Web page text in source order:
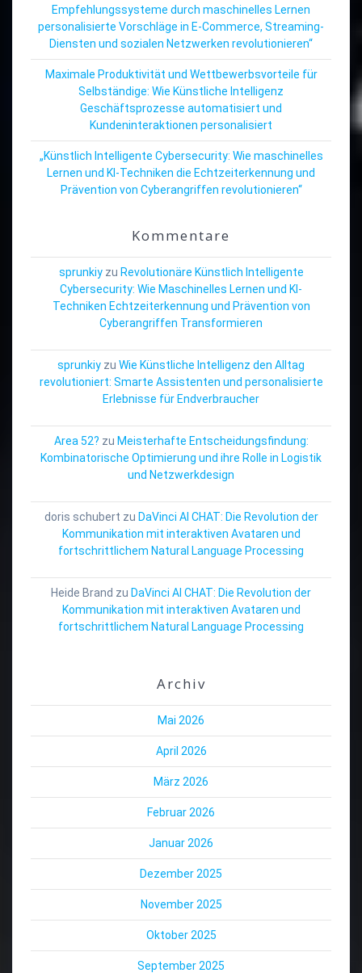
Empfehlungssysteme durch maschinelles Lernen
personalisierte Vorschläge in E-Commerce, Streaming-
Diensten und sozialen Netzwerken revolutionieren“
Maximale Produktivität und Wettbewerbsvorteile für
Selbständige: Wie Künstliche Intelligenz
Geschäftsprozesse automatisiert und
Kundeninteraktionen personalisiert
„Künstlich Intelligente Cybersecurity: Wie maschinelles
Lernen und KI-Techniken die Echtzeiterkennung und
Prävention von Cyberangriffen revolutionieren“
Kommentare
sprunkiyzu Revolutionäre Künstlich Intelligente
Cybersecurity: Wie Maschinelles Lernen und KI-
Techniken Echtzeiterkennung und Prävention von
Cyberangriffen Transformieren
sprunkiy zu Wie Künstliche Intelligenz den Alltag
revolutioniert: Smarte Assistenten und personalisierte
Erlebnisse für Endverbraucher
Area 52? zu Meisterhafte Entscheidungsfindung:
Kombinatorische Optimierung und ihre Rolle in Logistik
und Netzwerkdesign
doris schubert zu DaVinci AI CHAT: Die Revolution der
Kommunikation mit interaktiven Avataren und
fortschrittlichem Natural Language Processing
Heide Brand zu DaVinci AI CHAT: Die Revolution der
Kommunikation mit interaktiven Avataren und
fortschrittlichem Natural Language Processing
Archiv
Mai 2026
April 2026
März 2026
Februar 2026
Januar 2026
Dezember 2025
November 2025
Oktober 2025
September 2025